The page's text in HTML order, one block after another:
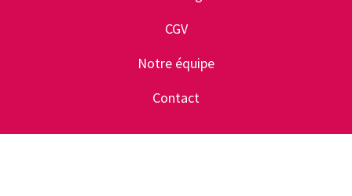
CGV
Notre équipe
Contact